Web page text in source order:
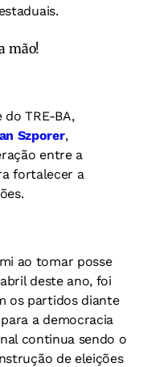
mão!
TRE-BA,
Szporer,
entre a
fortalecer a
ao tomar posse
deste ano, foi
os partidos diante
a democracia
continua sendo o
de eleições